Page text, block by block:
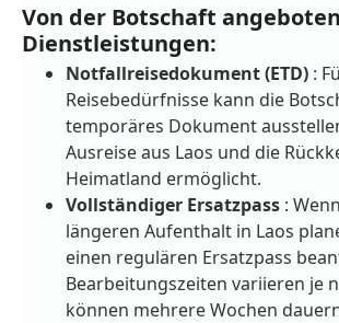
Von der Botschaft
Dienstleistungen:
Notfallreisedokument (ETD) :
Reisebedürfnisse kann die
temporäres Dokument
Ausreise aus Laos und die
Heimatland ermöglicht.
Vollständiger Ersatzpass :
längeren Aufenthalt in Laos
einen regulären Ersatzpass
Bearbeitungszeiten variieren je
können mehrere Wochen